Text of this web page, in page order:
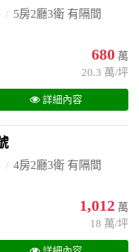
5房2廳3衛 有隔間
680 萬
20.3 萬/坪
詳細內容
4房2廳3衛 有隔間
1,012 萬
18 萬/坪